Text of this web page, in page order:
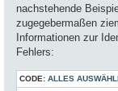
nachstehende
zugegebermaßen
Informationen zur
Fehlers:
CODE: ALLES